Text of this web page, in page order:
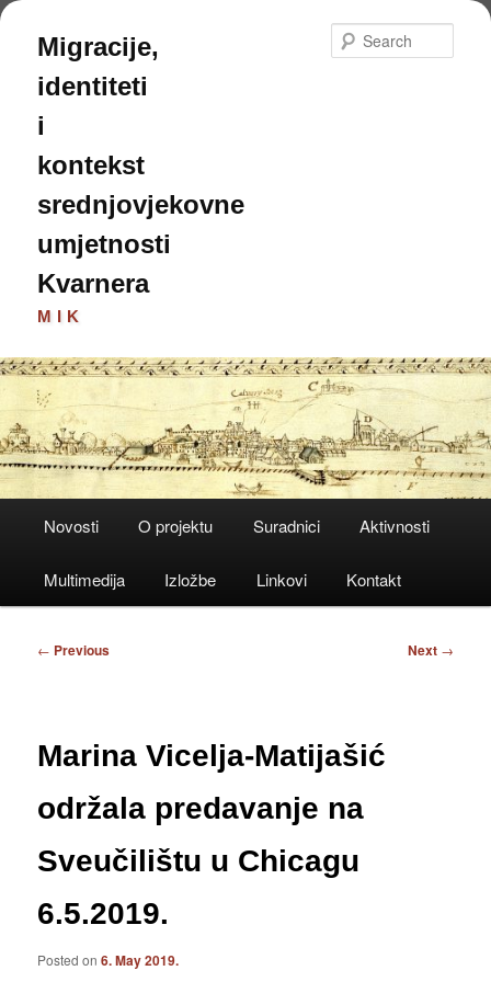
Skip
primary
content
Migracije,
identiteti
i
kontekst
srednjovjekovne
umjetnosti
Kvarnera
MIK
Novosti O projektu Suradnici Aktivnosti
Multimedija Izložbe Linkovi Kontakt
Post
← Previous Next →
Marina Vicelja-Matijašić
održala predavanje na
Sveučilištu u Chicagu
6.5.2019.
Posted on6. May 2019.